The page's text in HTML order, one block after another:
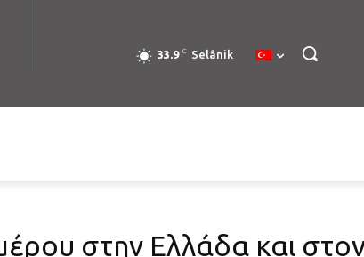
33.9 C Selânik
στην Ελλάδα και